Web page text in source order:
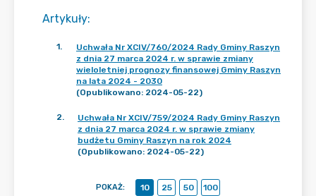
Artykuły:
1.
Uchwała Nr XCIV/760/2024 Rady Gminy Raszyn
z dnia 27 marca 2024 r. w sprawie zmiany
wieloletniej prognozy finansowej Gminy Raszyn
na lata 2024 - 2030
(Opublikowano: 2024-05-22)
2.
Uchwała Nr XCIV/759/2024 Rady Gminy Raszyn
z dnia 27 marca 2024 r. w sprawie zmiany
budżetu Gminy Raszyn na rok 2024
(Opublikowano: 2024-05-22)
POKAŻ: 10 25 50
100